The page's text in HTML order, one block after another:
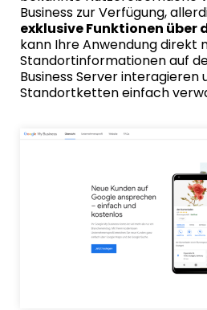
Business zur Verfügung,
exklusive Funktionen über
kann Ihre Anwendung direkt
Standortinformationen auf
Business Server interagieren
Standortketten einfach